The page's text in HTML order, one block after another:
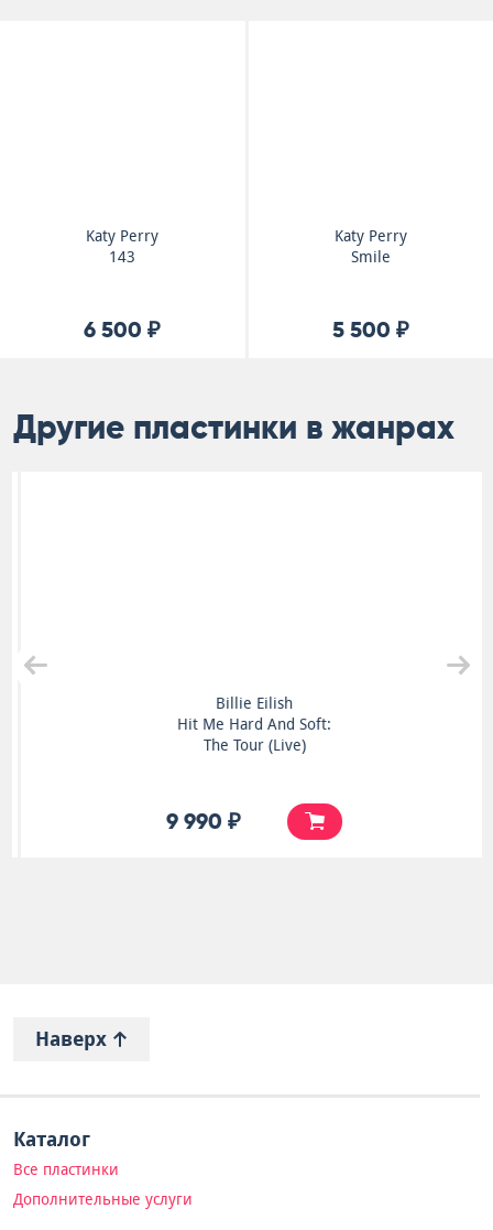
Katy Perry
143
6 500 ₽
Katy Perry
Smile
5 500 ₽
Другие пластинки в жанрах
Billie Eilish
Hit Me Hard And Soft:
The Tour (Live)
9 990 ₽
Наверх
Каталог
Все пластинки
Дополнительные услуги